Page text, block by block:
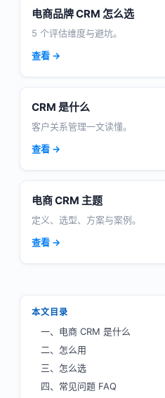
电商品牌 CRM 怎么选
5 个评估维度与避坑。
查看 →
CRM 是什么
客户关系管理一文读懂。
查看 →
电商 CRM 主题
定义、选型、方案与案例。
查看 →
本文目录
一、电商 CRM 是什么
二、怎么用
三、怎么选
四、常见问题 FAQ